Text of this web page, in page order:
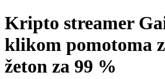
Kripto streamer
klikom pomotoma
žeton za 99 %